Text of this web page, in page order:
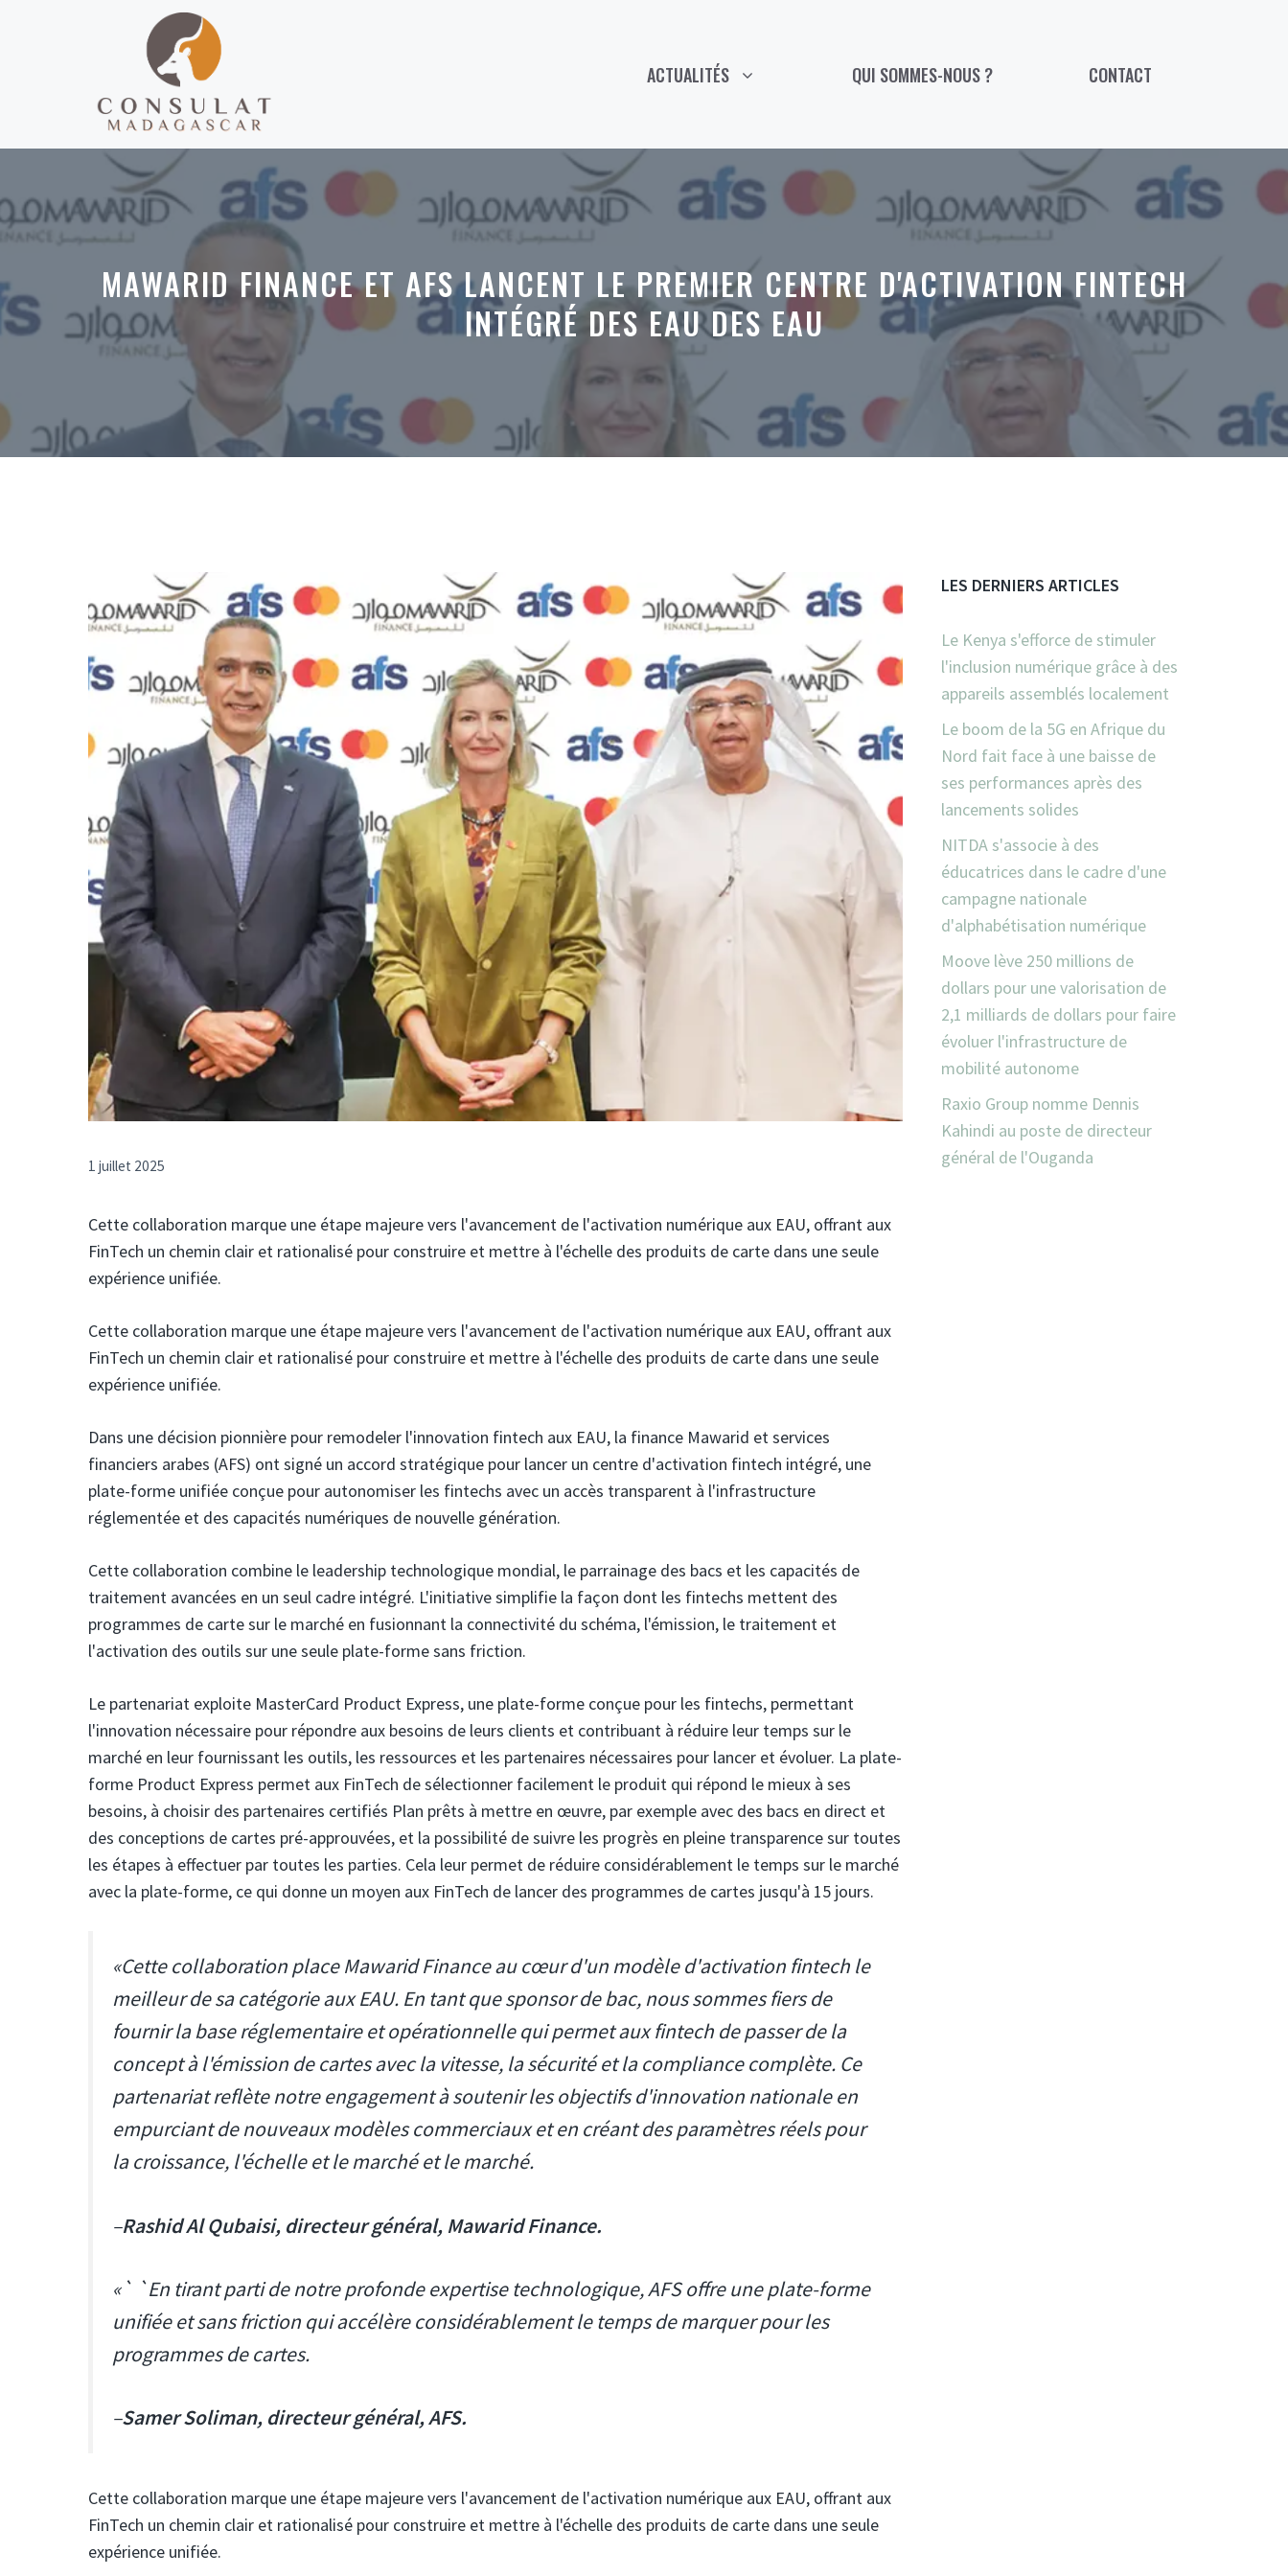
ACTUALITÉS QUI SOMMES-NOUS ? CONTACT
MAWARID FINANCE ET AFS LANCENT LE PREMIER CENTRE D'ACTIVATION FINTECH
INTÉGRÉ DES EAU DES EAU
1 juillet 2025
Cette collaboration marque une étape majeure vers l'avancement de l'activation numérique aux EAU, offrant aux
FinTech un chemin clair et rationalisé pour construire et mettre à l'échelle des produits de carte dans une seule
expérience unifiée.
Cette collaboration marque une étape majeure vers l'avancement de l'activation numérique aux EAU, offrant aux
FinTech un chemin clair et rationalisé pour construire et mettre à l'échelle des produits de carte dans une seule
expérience unifiée.
Dans une décision pionnière pour remodeler l'innovation fintech aux EAU, la finance Mawarid et services
financiers arabes (AFS) ont signé un accord stratégique pour lancer un centre d'activation fintech intégré, une
plate-forme unifiée conçue pour autonomiser les fintechs avec un accès transparent à l'infrastructure
réglementée et des capacités numériques de nouvelle génération.
Cette collaboration combine le leadership technologique mondial, le parrainage des bacs et les capacités de
traitement avancées en un seul cadre intégré. L'initiative simplifie la façon dont les fintechs mettent des
programmes de carte sur le marché en fusionnant la connectivité du schéma, l'émission, le traitement et
l'activation des outils sur une seule plate-forme sans friction.
Le partenariat exploite MasterCard Product Express, une plate-forme conçue pour les fintechs, permettant
l'innovation nécessaire pour répondre aux besoins de leurs clients et contribuant à réduire leur temps sur le
marché en leur fournissant les outils, les ressources et les partenaires nécessaires pour lancer et évoluer. La plate-
forme Product Express permet aux FinTech de sélectionner facilement le produit qui répond le mieux à ses
besoins, à choisir des partenaires certifiés Plan prêts à mettre en œuvre, par exemple avec des bacs en direct et
des conceptions de cartes pré-approuvées, et la possibilité de suivre les progrès en pleine transparence sur toutes
les étapes à effectuer par toutes les parties. Cela leur permet de réduire considérablement le temps sur le marché
avec la plate-forme, ce qui donne un moyen aux FinTech de lancer des programmes de cartes jusqu'à 15 jours.
«Cette collaboration place Mawarid Finance au cœur d'un modèle d'activation fintech le
meilleur de sa catégorie aux EAU. En tant que sponsor de bac, nous sommes fiers de
fournir la base réglementaire et opérationnelle qui permet aux fintech de passer de la
concept à l'émission de cartes avec la vitesse, la sécurité et la compliance complète. Ce
partenariat reflète notre engagement à soutenir les objectifs d'innovation nationale en
empurciant de nouveaux modèles commerciaux et en créant des paramètres réels pour
la croissance, l'échelle et le marché et le marché.
–Rashid Al Qubaisi, directeur général, Mawarid Finance.
«` `En tirant parti de notre profonde expertise technologique, AFS offre une plate-forme
unifiée et sans friction qui accélère considérablement le temps de marquer pour les
programmes de cartes.
–Samer Soliman, directeur général, AFS.
Cette collaboration marque une étape majeure vers l'avancement de l'activation numérique aux EAU, offrant aux
FinTech un chemin clair et rationalisé pour construire et mettre à l'échelle des produits de carte dans une seule
expérience unifiée.
LES DERNIERS ARTICLES
Le Kenya s'efforce de stimuler
l'inclusion numérique grâce à des
appareils assemblés localement
Le boom de la 5G en Afrique du
Nord fait face à une baisse de
ses performances après des
lancements solides
NITDA s'associe à des
éducatrices dans le cadre d'une
campagne nationale
d'alphabétisation numérique
Moove lève 250 millions de
dollars pour une valorisation de
2,1 milliards de dollars pour faire
évoluer l'infrastructure de
mobilité autonome
Raxio Group nomme Dennis
Kahindi au poste de directeur
général de l'Ouganda